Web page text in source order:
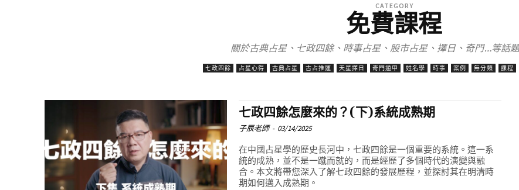
CATEGORY
免費課程
關於古典占星、七政四餘、時事占星、股市占星、擇日、奇門…等話
七政四餘 占星心得 古典占星 古占推運 天星擇日 奇門遁甲 姓名學 時事 案例 無分類 課程
七政四餘怎麼來的？(下)系統成熟期
子辰老師 - 03/14/2025
在中國占星學的歷史長河中，七政四餘是一個重要的系統。這一系
統的成熟，並不是一蹴而就的，而是經歷了多個時代的演變與融
合。本文將帶您深入了解七政四餘的發展歷程，並探討其在明清時
期如何邁入成熟期。